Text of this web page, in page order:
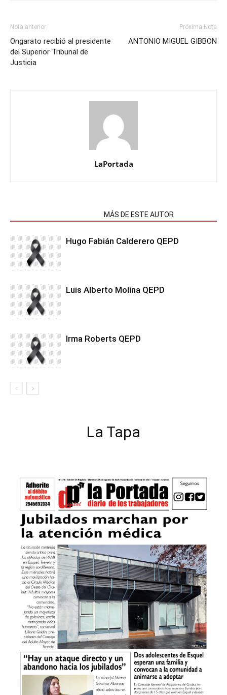
Nota anterior
Ongarato recibió al presidente
del Superior Tribunal de
Justicia
Próxima Nota
ANTONIO MIGUEL GIBBON
LaPortada
MÁS DE ESTE AUTOR
Hugo Fabián Calderero QEPD
Luis Alberto Molina QEPD
Irma Roberts QEPD
La Tapa